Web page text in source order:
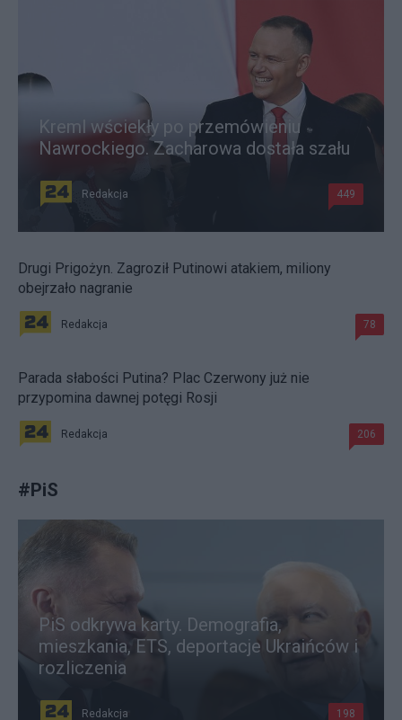
Kreml wściekły po przemówieniu
Nawrockiego. Zacharowa dostała szału
Redakcja 449
Drugi Prigożyn. Zagroził Putinowi atakiem, miliony
obejrzało nagranie
Redakcja 78
Parada słabości Putina? Plac Czerwony już nie
przypomina dawnej potęgi Rosji
Redakcja 206
#PiS
PiS odkrywa karty. Demografia,
mieszkania, ETS, deportacje Ukraińców i
rozliczenia
Redakcja 198